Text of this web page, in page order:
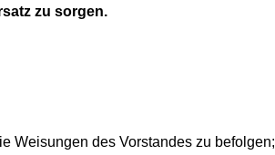
zu sorgen.
Weisungen des Vorstandes zu befolgen;